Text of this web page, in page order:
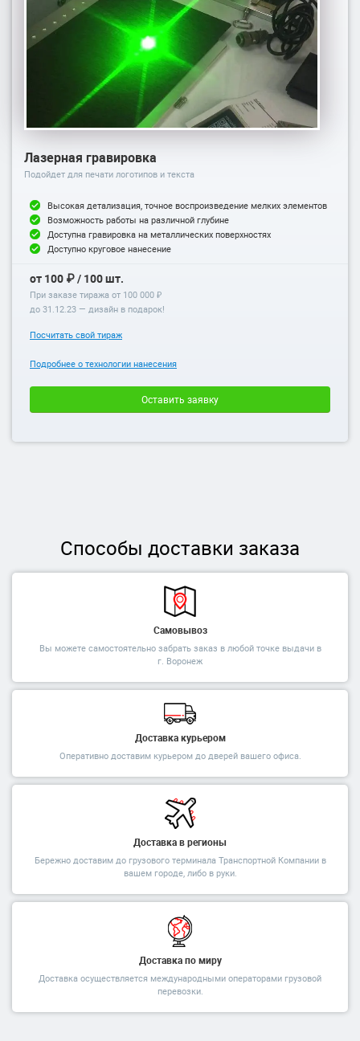
Лазерная гравировка
Подойдет для печати логотипов и текста
Высокая детализация, точное воспроизведение мелких элементов
Возможность работы на различной глубине
Доступна гравировка на металлических поверхностях
Доступно круговое нанесение
от 100 ₽ / 100 шт.
При заказе тиража от 100 000 ₽
до 31.12.23 — дизайн в подарок!
Посчитать свой тираж
Подробнее о технологии нанесения
Оставить заявку
Способы доставки заказа
Самовывоз
Вы можете самостоятельно забрать заказ в любой точке выдачи в
г. Воронеж
Доставка курьером
Оперативно доставим курьером до дверей вашего офиса.
Доставка в регионы
Бережно доставим до грузового терминала Транспортной Компании в
вашем городе, либо в руки.
Доставка по миру
Доставка осуществляется международными операторами грузовой
перевозки.